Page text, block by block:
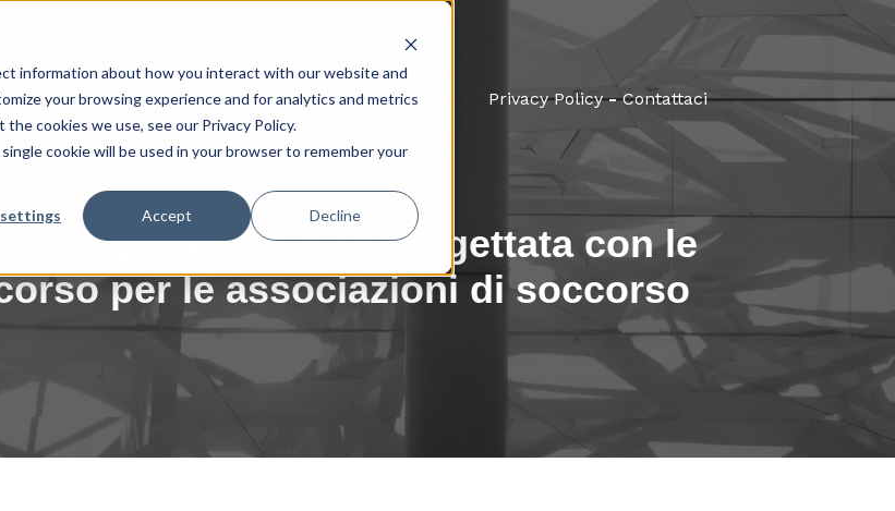
information about how you interact with our website and
your browsing experience and for analytics and metrics
cookies we use, see our Privacy Policy.
cookie will be used in your browser to remember your
Accept Decline
Privacy Policy-Contattaci
digitale in cloud progettata con le
per le associazioni di soccorso